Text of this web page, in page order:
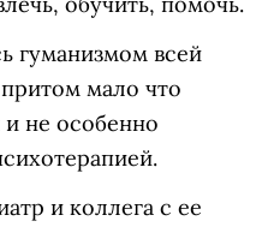
гуманизмом всей
мало что
не особенно
и коллега с ее